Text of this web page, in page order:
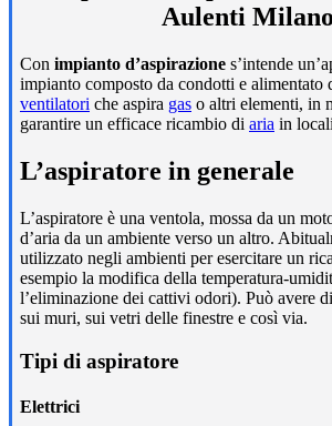
Aulenti Milano
Con impianto d’aspirazione s’intende
impianto composto da condotti e alimentato
ventilatori che aspira gas o altri elementi, in
garantire un efficace ricambio di aria in
L’aspiratore in generale
L’aspiratore è una ventola, mossa da un
d’aria da un ambiente verso un altro.
utilizzato negli ambienti per esercitare un
esempio la modifica della temperatura-
l’eliminazione dei cattivi odori). Può avere
sui muri, sui vetri delle finestre e così via.
Tipi di aspiratore
Elettrici